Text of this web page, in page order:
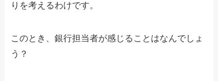
りを考えるわけです。
このとき、銀行担当者が感じることはなんでしょ
う？